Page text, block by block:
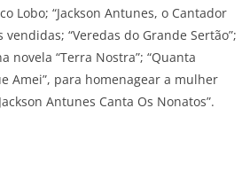
Lobo; “Jackson Antunes, o Cantador
“Veredas do Grande Sertão”;
novela “Terra Nostra”; “Quanta
Amei”, para homenagear a mulher
Antunes Canta Os Nonatos”.